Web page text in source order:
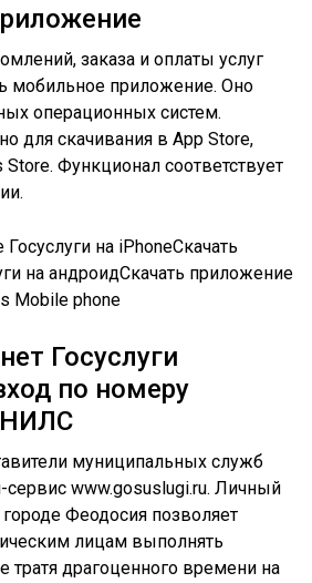
заказа и оплаты услуг
мобильное приложение. Оно
операционных систем.
для скачивания в App Store,
Store. Функционал соответствует
на iPhoneСкачать
на андроидСкачать приложение
Mobile phone
Госуслуги
по номеру
муниципальных служб
сервис www.gosuslugi.ru. Личный
городе Феодосия позволяет
лицам выполнять
тратя драгоценного времени на